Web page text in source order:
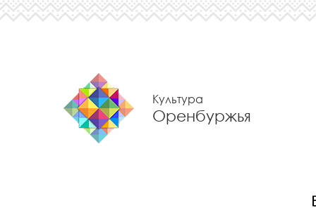
Культура
Оренбуржья